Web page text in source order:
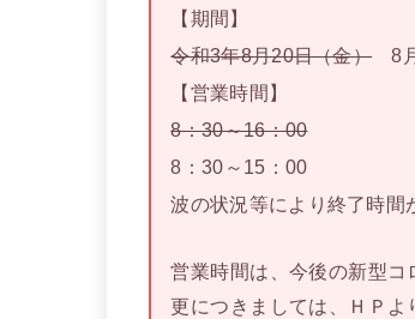
【期間】
令和3年8月20日（金） 8
【営業時間】
8：30～16：00
8：30～15：00
波の状況等により終了時間
営業時間は、今後の新型
更につきましては、ＨＰよ